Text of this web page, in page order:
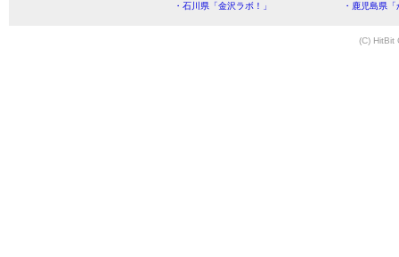
・石川県「金沢ラボ！」
・鹿児島県
(C) HitBit